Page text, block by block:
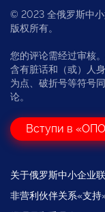
© 2023 全俄罗斯中
版权所有。
您的评论需经过审核
含有脏话和（或）人
为点、破折号等符号
论。
Вступи в
关于俄罗斯中小企业
非营利伙伴关系«支持